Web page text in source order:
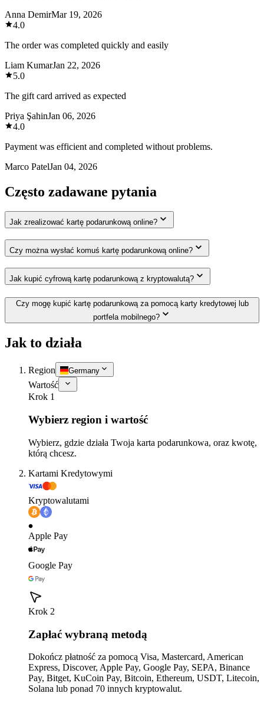
Anna DemirMar 19, 2026
4.0
The order was completed quickly and easily
Liam KumarJan 22, 2026
5.0
The gift card arrived as expected
Priya ŞahinJan 06, 2026
4.0
Payment was efficient and completed without problems.
Marco PatelJan 04, 2026
Często zadawane pytania
Jak zrealizować kartę podarunkową online?
Czy można wysłać komuś kartę podarunkową online?
Jak kupić cyfrową kartę podarunkową z kryptowalutą?
Czy mogę kupić kartę podarunkową za pomocą karty kredytowej lub
portfela mobilnego?
Jak to działa
Region Germany
Wartość
Krok 1
Wybierz region i wartość
Wybierz, gdzie działa Twoja karta podarunkowa, oraz kwotę,
którą chcesz.
Kartami Kredytowymi
Kryptowalutami
Apple Pay
Google Pay
Krok 2
Zapłać wybraną metodą
Dokończ płatność za pomocą Visa, Mastercard, American
Express, Discover, Apple Pay, Google Pay, SEPA, Binance
Pay, Bitget, KuCoin Pay, Bitcoin, Ethereum, USDT, Litecoin,
Solana lub ponad 70 innych kryptowalut.